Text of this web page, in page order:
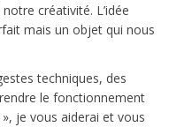
créativité. L’idée
mais un objet qui nous
techniques, des
le fonctionnement
je vous aiderai et vous